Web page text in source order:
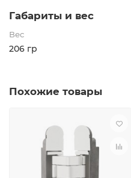
Габариты и вес
Вес
206 гр
Похожие товары